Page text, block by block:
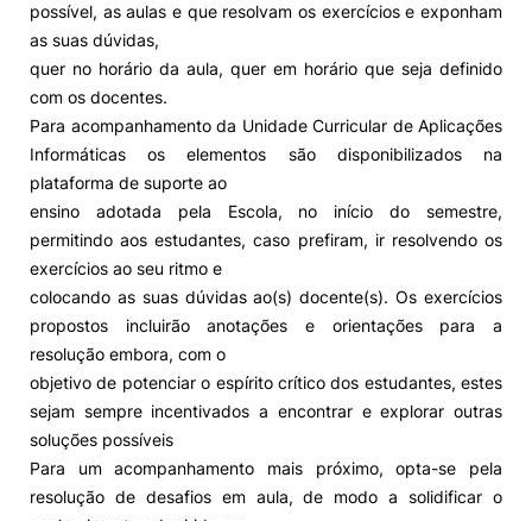
Projetos PRR
Magazine
Eventos
Europeia Política de Privacidade e Cookies
Sugestões,
possível, as aulas e que resolvam os exercícios e exponham
as suas dúvidas,
quer no horário da aula, quer em horário que seja definido
com os docentes.
Para acompanhamento da Unidade Curricular de Aplicações
Informáticas os elementos são disponibilizados na
plataforma de suporte ao
ensino adotada pela Escola, no início do semestre,
permitindo aos estudantes, caso prefiram, ir resolvendo os
exercícios ao seu ritmo e
colocando as suas dúvidas ao(s) docente(s). Os exercícios
propostos incluirão anotações e orientações para a
resolução embora, com o
objetivo de potenciar o espírito crítico dos estudantes, estes
sejam sempre incentivados a encontrar e explorar outras
soluções possíveis
Para um acompanhamento mais próximo, opta-se pela
resolução de desafios em aula, de modo a solidificar o